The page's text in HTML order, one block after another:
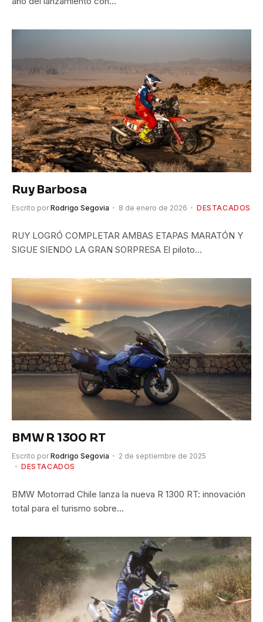
Ruy Barbosa
Escrito por Rodrigo Segovia 8 de enero de 2026 DESTACADOS
RUY LOGRÓ COMPLETAR AMBAS ETAPAS MARATÓN Y
SIGUE SIENDO LA GRAN SORPRESA El piloto…
BMW R 1300 RT
Escrito por Rodrigo Segovia
2 de septiembre de 2025
DESTACADOS
BMW Motorrad Chile lanza la nueva R 1300 RT: innovación
total para el turismo sobre…